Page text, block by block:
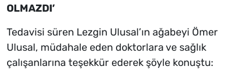
OLMAZDI’
Tedavisi süren Lezgin Ulusal’ın ağabeyi Ömer
Ulusal, müdahale eden doktorlara ve sağlık
çalışanlarına teşekkür ederek şöyle konuştu: